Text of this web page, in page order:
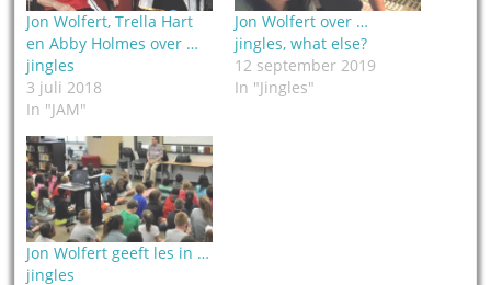
Jon Wolfert, Trella Hart
en Abby Holmes over …
jingles
3 juli 2018
In "JAM"
Jon Wolfert over …
jingles, what else?
12 september 2019
In "Jingles"
Jon Wolfert geeft les in …
jingles